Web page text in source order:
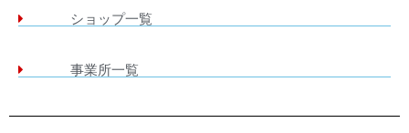
ショップ一覧
事業所一覧